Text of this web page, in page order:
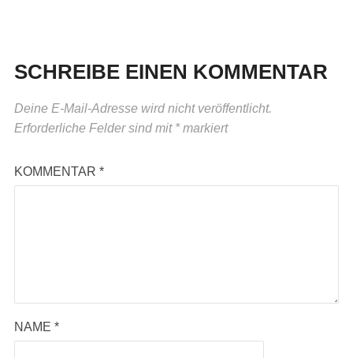
SCHREIBE EINEN KOMMENTAR
Deine E-Mail-Adresse wird nicht veröffentlicht.
Erforderliche Felder sind mit *markiert
KOMMENTAR *
NAME *